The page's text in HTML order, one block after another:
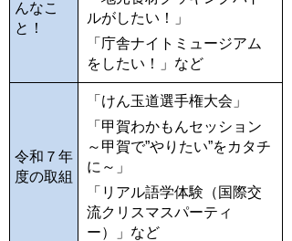
んなこ
と！
ルがしたい！」
「庁舎ナイトミュージアム
をしたい！」など
令和７年
度の取組
「けん玉道選手権大会」
「甲賀わかもんセッション
～甲賀で”やりたい”をカタチ
に～」
「リアル語学体験（国際交
流クリスマスパーティ
ー）」など